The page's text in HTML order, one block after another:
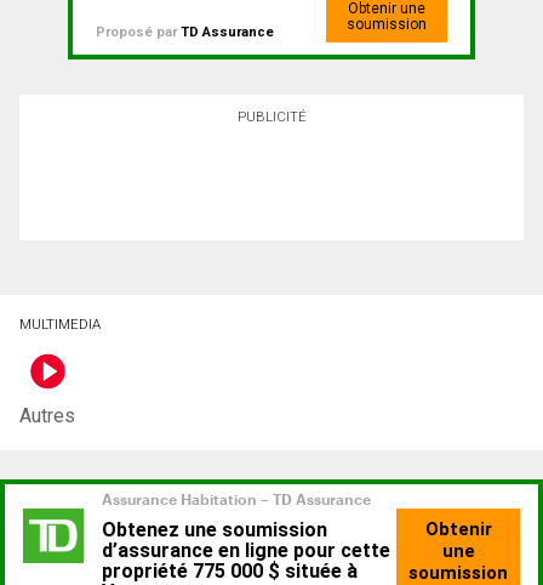
Proposé parTD Assurance
Obtenir une
soumission
PUBLICITÉ
MULTIMEDIA
Autres